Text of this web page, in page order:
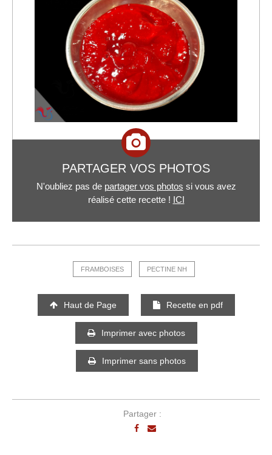
PARTAGER VOS PHOTOS
N'oubliez pas de partager vos photos si vous avez
réalisé cette recette ! ICI
FRAMBOISES PECTINE NH
Haut de Page Recette en pdf
Imprimer avec photos
Imprimer sans photos
Partager :